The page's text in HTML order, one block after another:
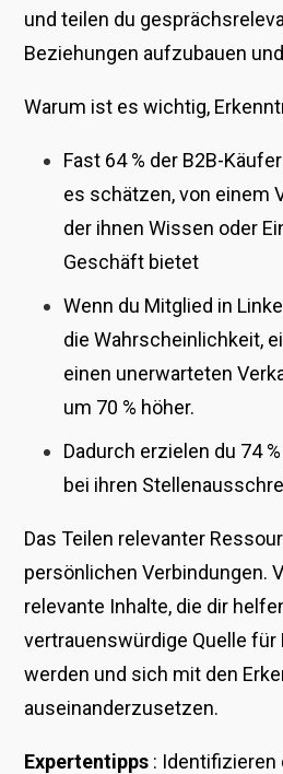
und teilen du
Beziehungen aufzubauen
Warum ist es wichtig,
Fast 64 % der B2B-
es schätzen, von einem
der ihnen Wissen oder
Geschäft bietet
Wenn du Mitglied in
die Wahrscheinlichkeit,
einen unerwarteten
um 70 % höher.
Dadurch erzielen du 74
bei ihren
Das Teilen relevanter
persönlichen Verbindungen.
relevante Inhalte, die dir
vertrauenswürdige Quelle
werden und sich mit den
auseinanderzusetzen.
Expertentipps :